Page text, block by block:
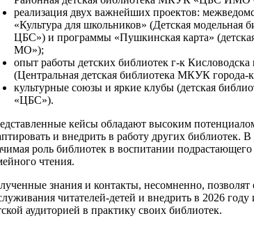
реализация двух важнейших проектов:
«Культура для школьников» (Детская
ЦБС») и программы «Пушкинская карта»
МО»);
опыт работы детских библиотек г-к
(Центральная детская библиотека МКУК
культурные союзы и яркие клубы (детская
«ЦБС»).
кейсы обладают высоким
и внедрить в работу других библиотек.
роль библиотек в воспитании
чтения.
знания и контакты, несомненно, позволят
читателей-детей и внедрить в 2026
аудиторией в практику своих библиотек.